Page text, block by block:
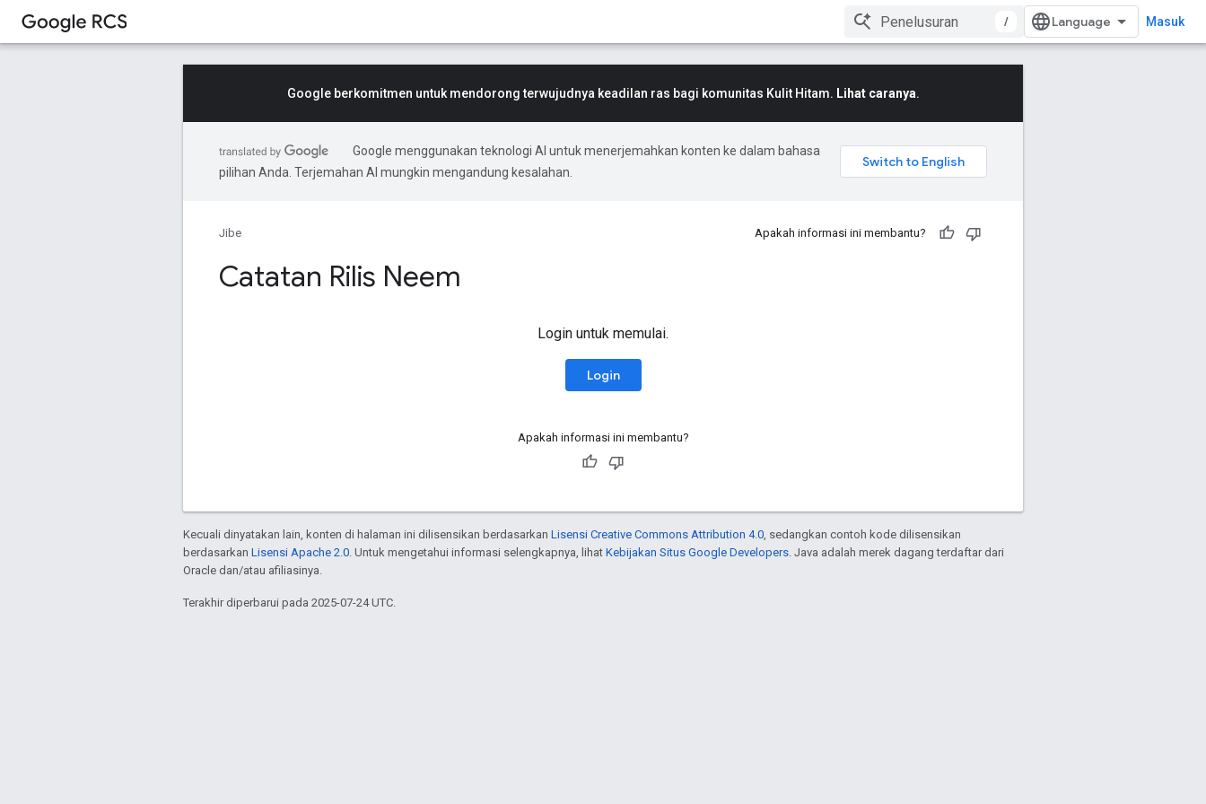
/ Masuk
Google berkomitmen untuk mendorong terwujudnya keadilan ras bagi komunitas Kulit Hitam. Lihat caranya.
Google menggunakan teknologi AI untuk menerjemahkan konten ke dalam bahasa
pilihan Anda. Terjemahan AI mungkin mengandung kesalahan.
Jibe Apakah informasi ini membantu?
Catatan Rilis Neem
Login untuk memulai.
Login
Apakah informasi ini membantu?
Kecuali dinyatakan lain, konten di halaman ini dilisensikan berdasarkan Lisensi Creative Commons Attribution 4.0, sedangkan contoh kode dilisensikan
berdasarkan Lisensi Apache 2.0. Untuk mengetahui informasi selengkapnya, lihat Kebijakan Situs Google Developers. Java adalah merek dagang terdaftar dari
Oracle dan/atau afiliasinya.
Terakhir diperbarui pada 2025-07-24 UTC.